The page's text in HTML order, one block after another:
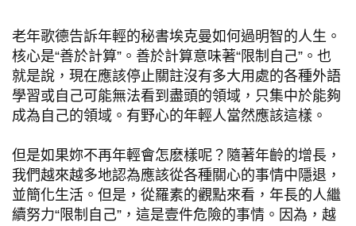
老年歌德告訴年輕的秘書埃克曼如何過明智的人生。
核心是“善於計算”。善於計算意味著“限制自己”。也
就是說，現在應該停止關註沒有多大用處的各種外語
學習或自己可能無法看到盡頭的領域，只集中於能夠
成為自己的領域。有野心的年輕人當然應該這樣。
但是如果妳不再年輕會怎麽樣呢？隨著年齡的增長，
我們越來越多地認為應該從各種關心的事情中隱退，
並簡化生活。但是，從羅素的觀點來看，年長的人繼
續努力“限制自己”，這是壹件危險的事情。因為，越